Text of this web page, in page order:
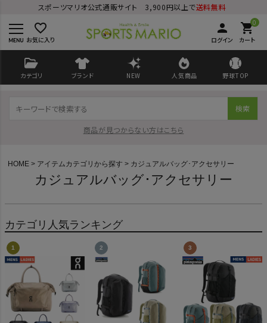
スポーツマリオ公式通販サイト 3,900円以上で送料無料
favorite_border
お気に入り
person
ログイン
0
shopping_cart
カート
カテゴリ ブランド NEW 人気商品 野球TOP
検索
商品が見つからない方はこちら
HOME アイテムカテゴリから探す カジュアルバッグ･アクセサリー
カジュアルバッグ･アクセサリー
カテゴリ人気ランキング